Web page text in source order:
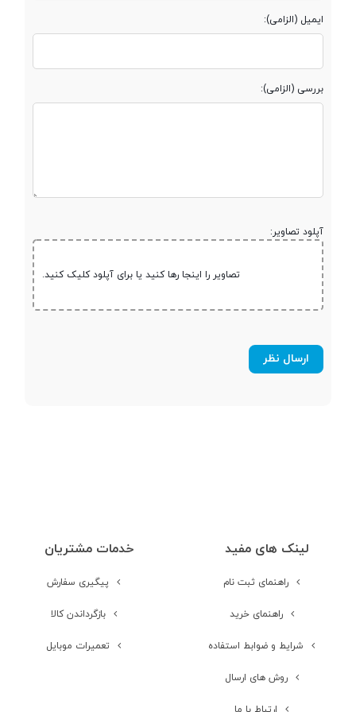
ایمیل (الزامی):
بررسی (الزامی):
آپلود تصاویر:
تصاویر را اینجا رها کنید یا برای آپلود کلیک کنید.
لینک های مفید
راهنمای ثبت نام
راهنمای خرید
شرایط و ضوابط استفاده
روش های ارسال
خدمات مشتریان
پیگیری سفارش
بازگرداندن کالا
تعمیرات موبایل